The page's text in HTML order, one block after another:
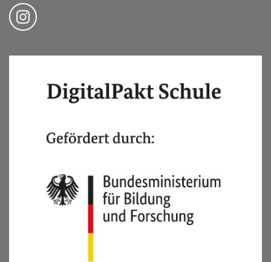
Folge uns auf Instragram